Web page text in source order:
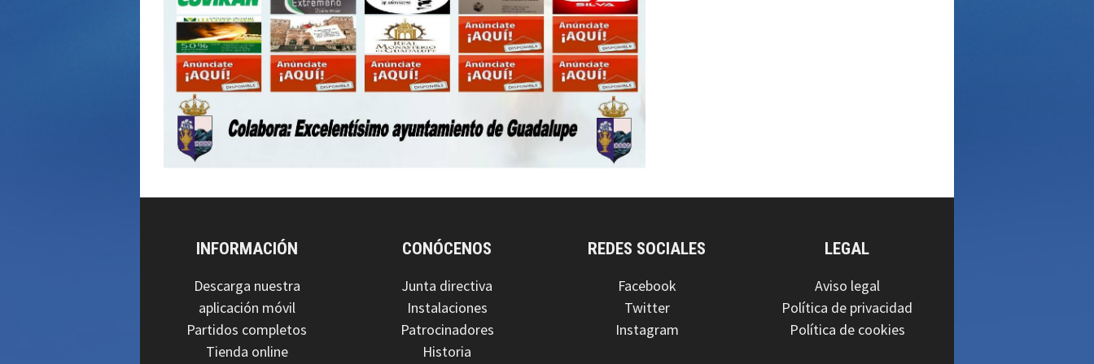
INFORMACIÓN
Descarga nuestra
aplicación móvil
Partidos completos
Tienda online
CONÓCENOS
Junta directiva
Instalaciones
Patrocinadores
Historia
REDES SOCIALES
Facebook
Twitter
Instagram
LEGAL
Aviso legal
Política de privacidad
Política de cookies